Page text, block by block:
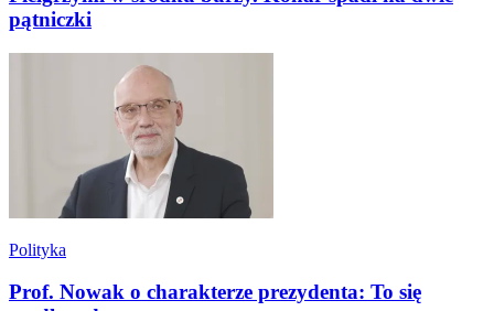
pątniczki
Polityka
Prof. Nowak o charakterze prezydenta: To się